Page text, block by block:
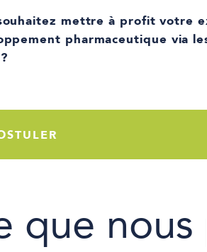
mettre à profit votre
pharmaceutique via
que